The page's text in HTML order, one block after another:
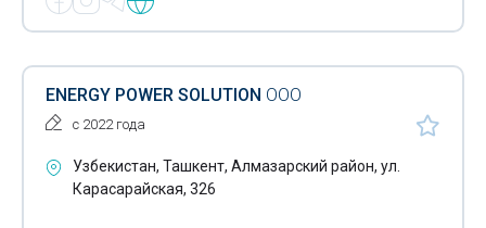
Стабилизаторы напряжения переменного тока
Устройства плавного пуска
Частотные преобразователи
ENERGY POWER SOLUTION ООО
с 2022 года
Узбекистан, Ташкент, Алмазарский район, ул.
Карасарайская, 326